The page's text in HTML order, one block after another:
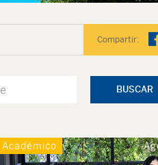
Compartir:
BUSCAR
Académico